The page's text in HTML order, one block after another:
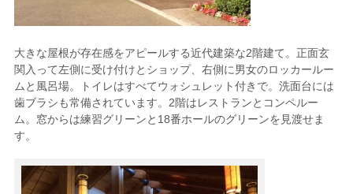
大きな屋根が存在感をアピールする近代建築な2階建て。正面玄
関入って左側に受け付けとショップ、右側に男女のロッカールー
ムと風呂場。トイレはすべてウォシュレット付きで。洗面台には
歯ブラシも常備されています。2階はレストランとコンペルー
ム。窓からは練習グリーンと18番ホールのグリーンを見渡せま
す。